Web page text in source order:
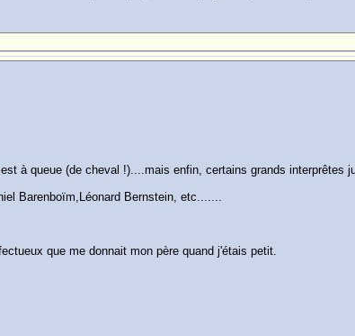
à queue (de cheval !)....mais enfin, certains grands interprêtes
Barenboïm,Léonard Bernstein, etc.......
que me donnait mon père quand j'étais petit.